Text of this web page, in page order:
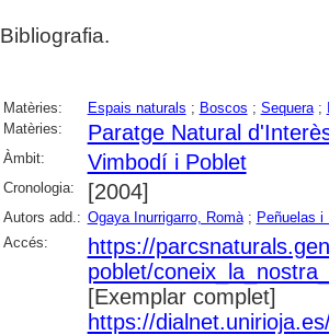
Bibliografia.
Matèries: Espais naturals ; Boscos ; Sequera;
Matèries:
Paratge Natural
Àmbit: Vimbodí i Poblet
Cronologia: [2004]
Autors add.: Ogaya Inurrigarro, Romà; Peñuelas i
Accés:
https://
poblet/
[Exemplar complet]
https://